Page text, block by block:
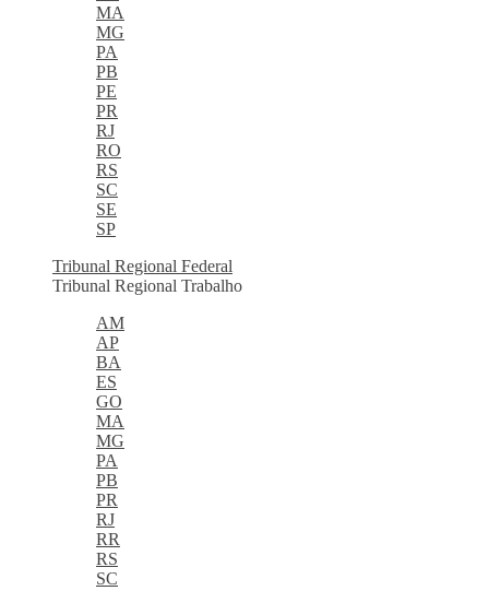
MA
MG
PA
PB
PE
PR
RJ
RO
RS
SC
SE
SP
Tribunal Regional Federal
Tribunal Regional Trabalho
AM
AP
BA
ES
GO
MA
MG
PA
PB
PR
RJ
RR
RS
SC